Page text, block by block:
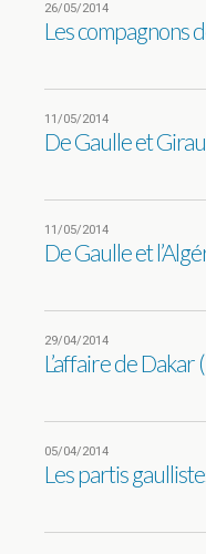
26/05/2014
Les compagnons
11/05/2014
De Gaulle et
11/05/2014
De Gaulle et
29/04/2014
L’affaire de Dakar
05/04/2014
Les partis